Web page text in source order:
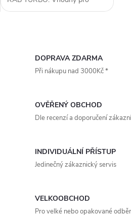
průměr potrubí 630, 645 mm.
DOPRAVA ZDARMA
Při nákupu nad 3000Kč *
OVĚŘENÝ OBCHOD
Dle recenzí a doporučení
INDIVIDUÁLNÍ PŘÍSTUP
Jedinečný zákaznický servis
VELKOOBCHOD
Pro velké nebo opakované